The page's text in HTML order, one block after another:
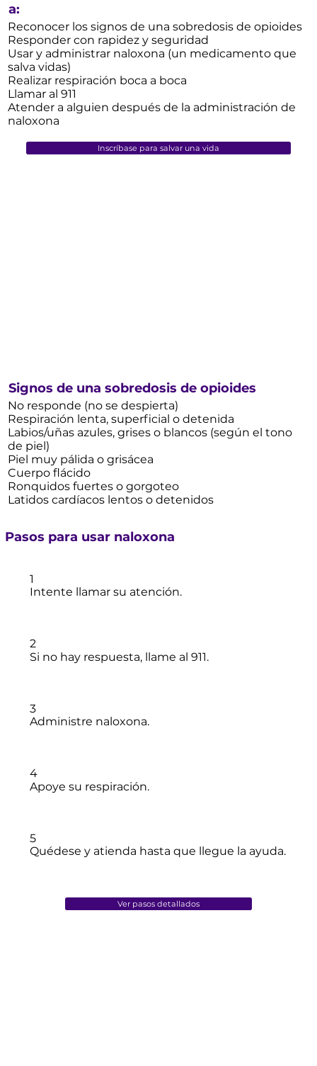
a:
Reconocer los signos de una sobredosis de opioides
Responder con rapidez y seguridad
Usar y administrar naloxona (un medicamento que
salva vidas)
Realizar respiración boca a boca
Llamar al 911
Atender a alguien después de la administración de
naloxona
Inscríbase para salvar una vida
Signos de una sobredosis de opioides
No responde (no se despierta)
Respiración lenta, superficial o detenida
Labios/uñas azules, grises o blancos (según el tono
de piel)
Piel muy pálida o grisácea
Cuerpo flácido
Ronquidos fuertes o gorgoteo
Latidos cardíacos lentos o detenidos
Pasos para usar naloxona
1
Intente llamar su atención.
2
Si no hay respuesta, llame al 911.
3
Administre naloxona.
4
Apoye su respiración.
5
Quédese y atienda hasta que llegue la ayuda.
Ver pasos detallados